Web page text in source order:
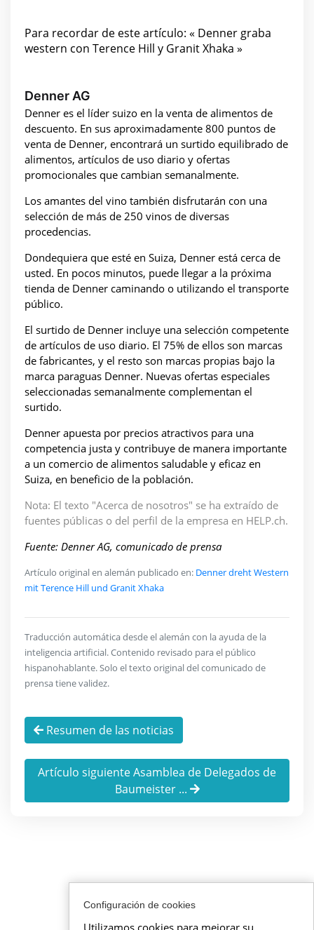
Para recordar de este artículo: « Denner graba
western con Terence Hill y Granit Xhaka »
Denner AG
Denner es el líder suizo en la venta de alimentos de
descuento. En sus aproximadamente 800 puntos de
venta de Denner, encontrará un surtido equilibrado de
alimentos, artículos de uso diario y ofertas
promocionales que cambian semanalmente.
Los amantes del vino también disfrutarán con una
selección de más de 250 vinos de diversas
procedencias.
Dondequiera que esté en Suiza, Denner está cerca de
usted. En pocos minutos, puede llegar a la próxima
tienda de Denner caminando o utilizando el transporte
público.
El surtido de Denner incluye una selección competente
de artículos de uso diario. El 75% de ellos son marcas
de fabricantes, y el resto son marcas propias bajo la
marca paraguas Denner. Nuevas ofertas especiales
seleccionadas semanalmente complementan el
surtido.
Denner apuesta por precios atractivos para una
competencia justa y contribuye de manera importante
a un comercio de alimentos saludable y eficaz en
Suiza, en beneficio de la población.
Nota: El texto "Acerca de nosotros" se ha extraído de
fuentes públicas o del perfil de la empresa en HELP.ch.
Fuente: Denner AG, comunicado de prensa
Artículo original en alemán publicado en: Denner dreht Western
mit Terence Hill und Granit Xhaka
Traducción automática desde el alemán con la ayuda de la
inteligencia artificial. Contenido revisado para el público
hispanohablante. Solo el texto original del comunicado de
prensa tiene validez.
Resumen de las noticias
Artículo siguiente Asamblea de Delegados de
Baumeister ...
Configuración de cookies
Utilizamos cookies para mejorar su